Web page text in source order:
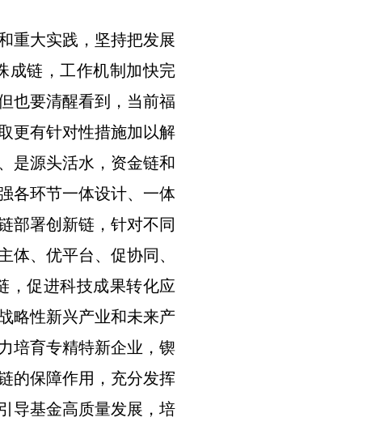
重大实践，坚持把发展
成链，工作机制加快完
也要清醒看到，当前福
更有针对性措施加以解
是源头活水，资金链和
各环节一体设计、一体
部署创新链，针对不同
体、优平台、促协同、
，促进科技成果转化应
略性新兴产业和未来产
培育专精特新企业，锲
的保障作用，充分发挥
导基金高质量发展，培